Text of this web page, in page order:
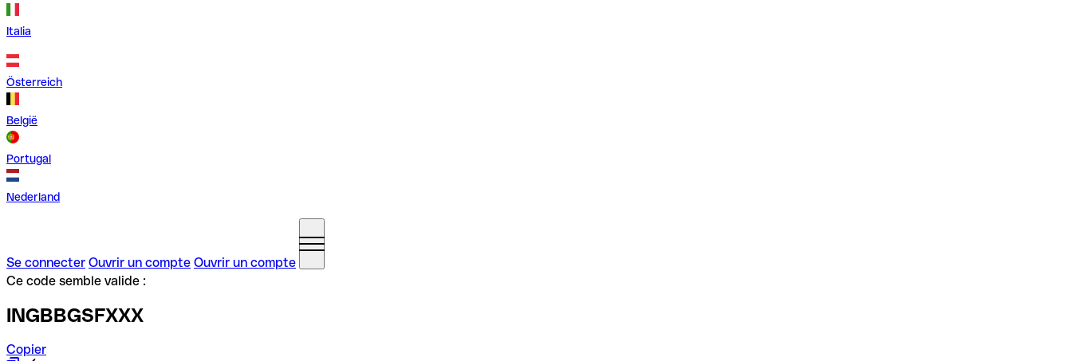
Italia
Österreich
België
Portugal
Nederland
Se connecter Ouvrir un compte Ouvrir un compte
Ce code semble valide :
INGBBGSFXXX
Copier